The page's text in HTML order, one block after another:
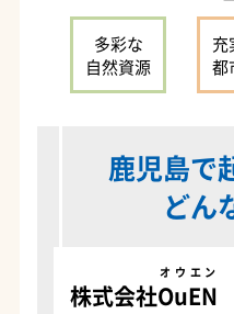
多彩な
自然資源
充
都
鹿児島で
どん
株式会社OuEN
オウエン